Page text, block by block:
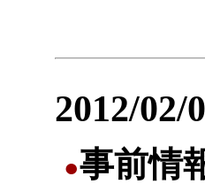
2012/02/
●事前情